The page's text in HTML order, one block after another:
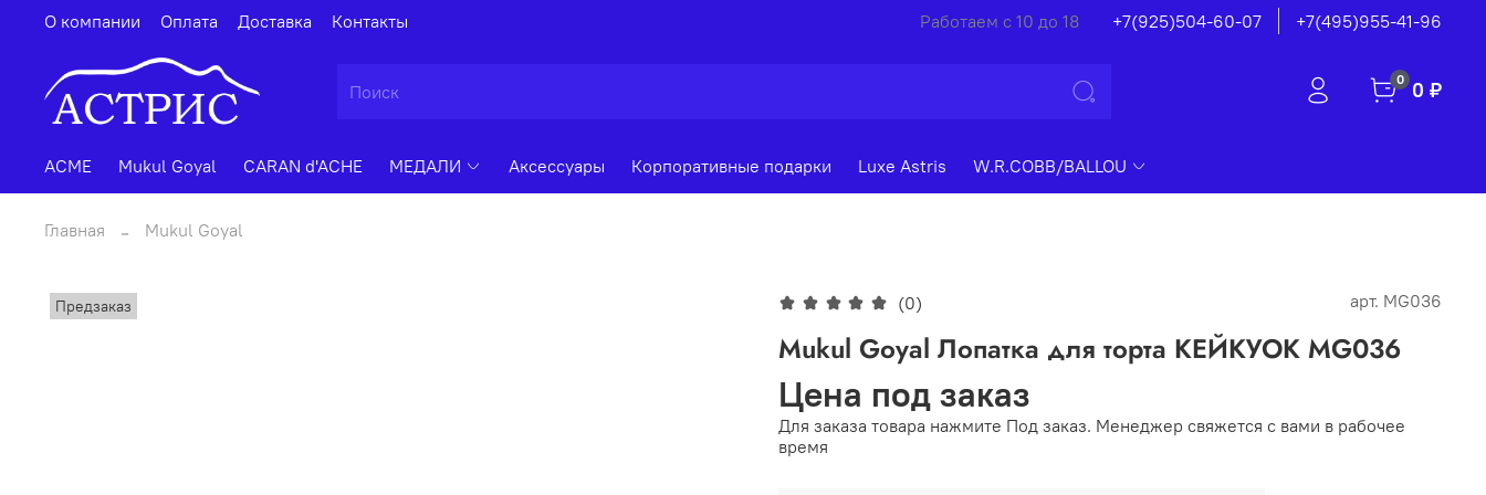
О компании Оплата Доставка Контакты Работаем с 10 до 18 +7(925)504-60-07 +7(495)955-41-96
0 0 ₽
ACME Mukul Goyal CARAN d'ACHE МЕДАЛИ Аксессуары Корпоративные подарки Luxe Astris W.R.COBB/BALLOU
Главная Mukul Goyal
Предзаказ (0) арт. MG036
Mukul Goyal Лопатка для торта КЕЙКУОК MG036
Цена под заказ
Для заказа товара нажмите Под заказ. Менеджер свяжется с вами в рабочее
время